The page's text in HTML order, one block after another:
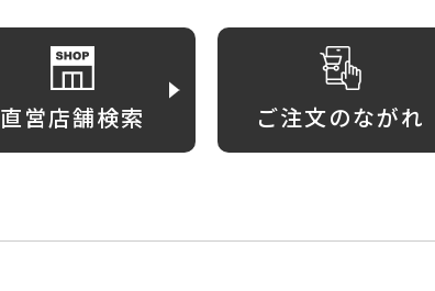
直営店舗検索 ご注文のながれ